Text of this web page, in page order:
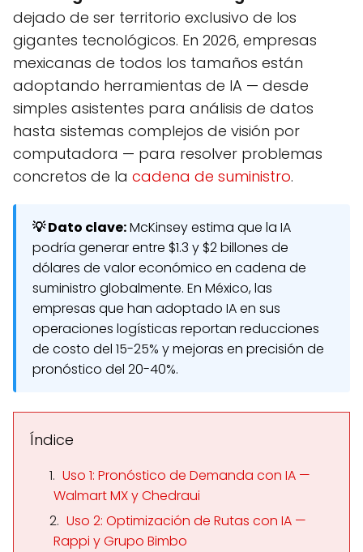
dejado de ser territorio exclusivo de los
gigantes tecnológicos. En 2026, empresas
mexicanas de todos los tamaños están
adoptando herramientas de IA — desde
simples asistentes para análisis de datos
hasta sistemas complejos de visión por
computadora — para resolver problemas
concretos de la cadena de suministro.
💡 Dato clave:McKinsey estima que la IA
podría generar entre $1.3 y $2 billones de
dólares de valor económico en cadena de
suministro globalmente. En México, las
empresas que han adoptado IA en sus
operaciones logísticas reportan reducciones
de costo del 15-25% y mejoras en precisión de
pronóstico del 20-40%.
Índice
Uso 1: Pronóstico de Demanda con IA —
Walmart MX y Chedraui
Uso 2: Optimización de Rutas con IA —
Rappi y Grupo Bimbo